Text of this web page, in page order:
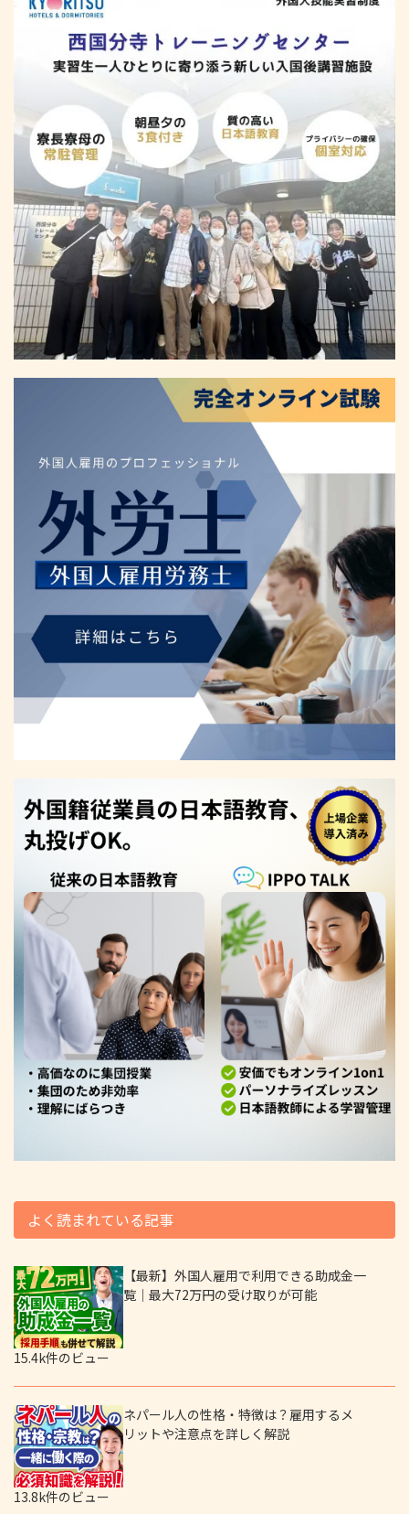
よく読まれている記事
【最新】外国人雇用で利用できる助成金一
覧｜最大72万円の受け取りが可能
15.4k件のビュー
ネパール人の性格・特徴は？雇用するメ
リットや注意点を詳しく解説
13.8k件のビュー